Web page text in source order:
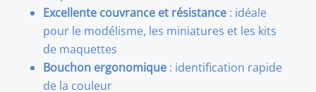
Excellente couvrance et résistance: idéale
pour le modélisme, les miniatures et les kits
de maquettes
Bouchon ergonomique: identification rapide
de la couleur